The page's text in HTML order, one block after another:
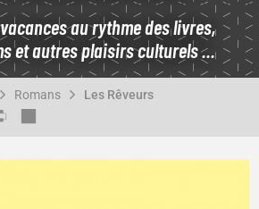
au rythme des livres,
et autres plaisirs culturels ...
Romans Les Rêveurs
PRINT